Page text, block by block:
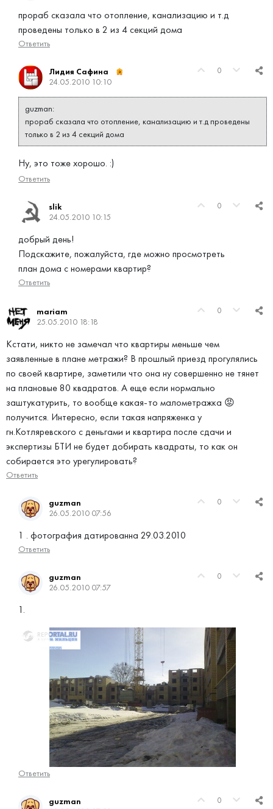
прораб сказала что отопление, канализацию и т.д
проведены только в 2 из 4 секций дома
Ответить
0
Лидия Сафина
24.05.2010 10:10
guzman:
прораб сказала что отопление, канализацию и т.д проведены
только в 2 из 4 секций дома
Ну, это тоже хорошо. :)
Ответить
0
slik
24.05.2010 10:15
добрый день!
Подскажите, пожалуйста, где можно просмотреть
план дома с номерами квартир?
Ответить
0
mariam
25.05.2010 18:18
Кстати, никто не замечал что квартиры меньше чем
заявленные в плане метражи? В прошлый приезд прогулялись
по своей квартире, заметили что она ну совершенно не тянет
на плановые 80 квадратов. А еще если нормально
заштукатурить, то вообще какая-то малометражка 😡
получится. Интересно, если такая напряженка у
гн.Котляревского с деньгами и квартира после сдачи и
экспертизы БТИ не будет добирать квадраты, то как он
собирается это урегулировать?
Ответить
0
guzman
26.05.2010 07:56
1 . фотография датированна 29.03.2010
Ответить
0
guzman
26.05.2010 07:57
1.
Ответить
0
guzman